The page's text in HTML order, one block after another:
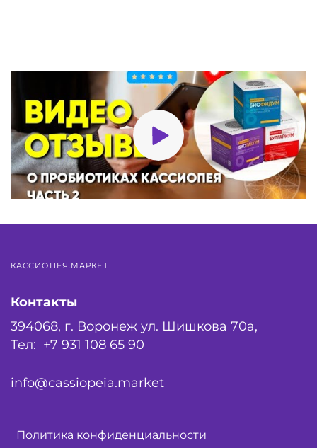
КАССИОПЕЯ.МАРКЕТ
Политика конфиденциальности
Контакты
394068, г. Воронеж ул. Шишкова 70а,
Тел: +7 931 108 65 90
info@cassiopeia.market